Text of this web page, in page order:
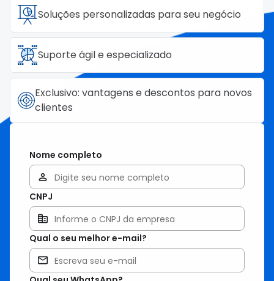
Soluções personalizadas para seu negócio
Suporte ágil e especializado
Exclusivo: vantagens e descontos para novos
clientes
Nome completo
CNPJ
Qual o seu melhor e-mail?